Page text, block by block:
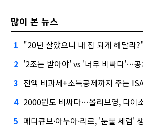
많이 본 뉴스
1 "20년 살았으니 내 집 되게 해달라
2 '2조는 받아야' vs '너무 비싸다'…
3 전액 비과세+소득공제까지 주는
4 2000원도 비싸다…올리브영, 다이소 공
5 메디큐브·아누아·리르, '눈물 세럼'